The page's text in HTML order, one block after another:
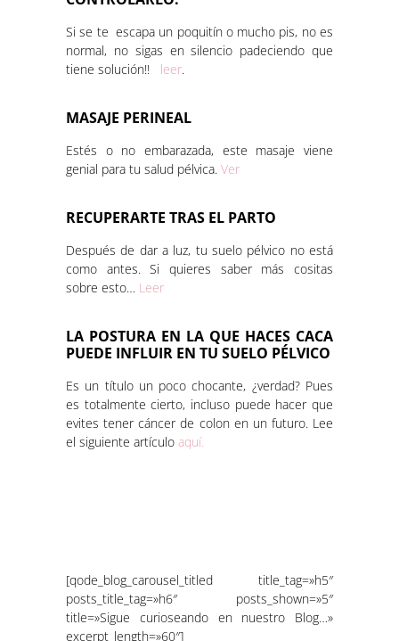
Si se te escapa un poquitín o mucho pis, no es
normal, no sigas en silencio padeciendo que
tiene solución!!
leer.
MASAJE PERINEAL
Estés o no embarazada, este masaje viene
genial para tu salud pélvica. Ver
RECUPERARTE TRAS EL PARTO
Después de dar a luz, tu suelo pélvico no está
como antes. Si quieres saber más cositas
sobre esto… Leer
LA POSTURA EN LA QUE HACES CACA
PUEDE INFLUIR EN TU SUELO PÉLVICO
Es un título un poco chocante, ¿verdad? Pues
es totalmente cierto, incluso puede hacer que
evites tener cáncer de colon en un futuro. Lee
el siguiente artículoaquí.
[qode_blog_carousel_titled title_tag=»h5″
posts_title_tag=»h6″ posts_shown=»5″
title=»Sigue curioseando en nuestro Blog…»
excerpt_length=»60″]